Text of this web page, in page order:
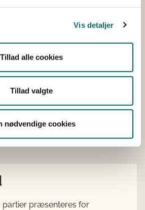
Vis detaljer
Tillad alle cookies
Tillad valgte
nødvendige cookies
i 2027.
på vej.
grønne omstilling af landbruget i
at vi er på rette kurs.
linjer i regeringens
partier præsenteres for